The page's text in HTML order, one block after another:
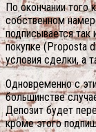
По окончании того
собственном
подписывается
покупке (Proposta
условия сделки, а
Одновременно с
большинстве
Депозит будет
кроме этого